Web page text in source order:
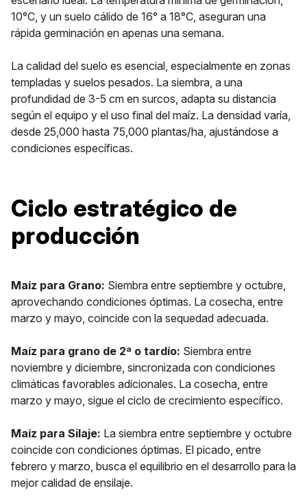
10°C, y un suelo cálido de 16° a 18°C, aseguran una
rápida germinación en apenas una semana.
La calidad del suelo es esencial, especialmente en zonas
templadas y suelos pesados. La siembra, a una
profundidad de 3-5 cm en surcos, adapta su distancia
según el equipo y el uso final del maíz. La densidad varía,
desde 25,000 hasta 75,000 plantas/ha, ajustándose a
condiciones específicas.
Ciclo estratégico de
producción
Maíz para Grano: Siembra entre septiembre y octubre,
aprovechando condiciones óptimas. La cosecha, entre
marzo y mayo, coincide con la sequedad adecuada.
Maíz para grano de 2ª o tardío: Siembra entre
noviembre y diciembre, sincronizada con condiciones
climáticas favorables adicionales. La cosecha, entre
marzo y mayo, sigue el ciclo de crecimiento específico.
Maíz para Silaje: La siembra entre septiembre y octubre
coincide con condiciones óptimas. El picado, entre
febrero y marzo, busca el equilibrio en el desarrollo para la
mejor calidad de ensilaje.